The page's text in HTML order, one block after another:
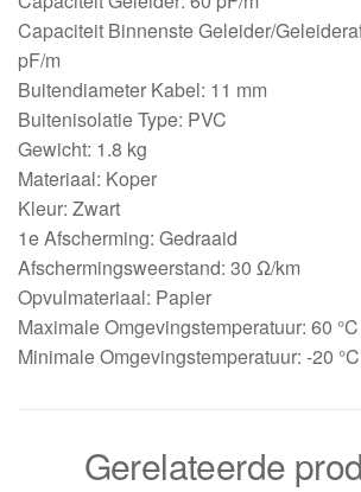
Capaciteit Binnenste Geleider/
pF/m
Buitendiameter Kabel: 11 mm
Buitenisolatie Type: PVC
Gewicht: 1.8 kg
Materiaal: Koper
Kleur: Zwart
1e Afscherming: Gedraaid
Afschermingsweerstand: 30 Ω/km
Opvulmateriaal: Papier
Maximale Omgevingstemperatuur: 60 °C
Minimale Omgevingstemperatuur: -20 °C
Gerelateerde